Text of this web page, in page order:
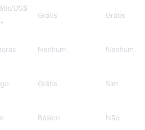
US$
Grátis Grátis
Nenhum Nenhum
Grátis Sim
Básico Não